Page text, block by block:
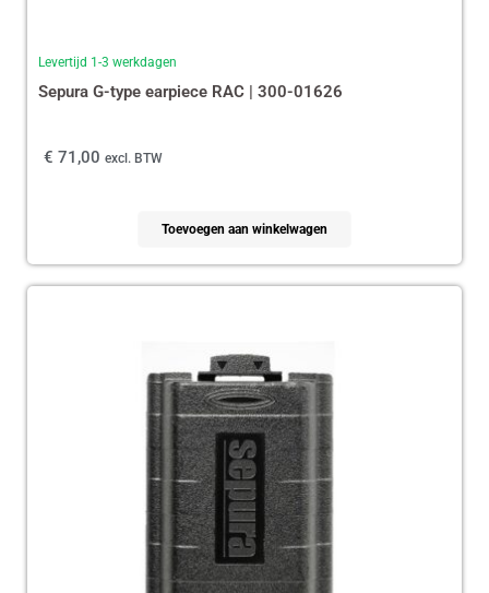
Levertijd 1-3 werkdagen
Sepura G-type earpiece RAC | 300-01626
€ 71,00 excl. BTW
Toevoegen aan winkelwagen